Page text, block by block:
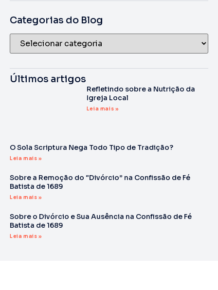
Categorias do Blog
Últimos artigos
Refletindo sobre a Nutrição da
Igreja Local
Leia mais »
O Sola Scriptura Nega Todo Tipo de Tradição?
Leia mais »
Sobre a Remoção do “Divórcio” na Confissão de Fé
Batista de 1689
Leia mais »
Sobre o Divórcio e Sua Ausência na Confissão de Fé
Batista de 1689
Leia mais »